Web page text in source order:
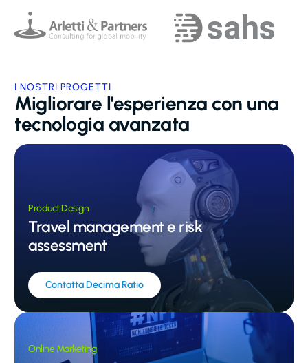
I NOSTRI PROGETTI
Migliorare l'esperienza con una
tecnologia avanzata
Product Design
Travel management e risk
assessment
Contatta Decima Ratio
Online Marketing